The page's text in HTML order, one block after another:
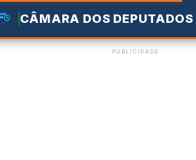
CÂMARA DOS DEPUTADOS
PUBLICIDADE